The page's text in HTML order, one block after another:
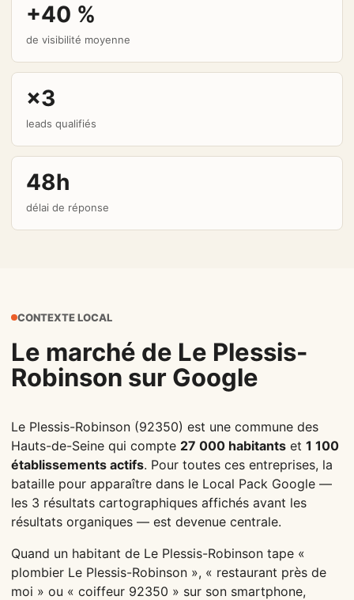
+40 %
de visibilité moyenne
×3
leads qualifiés
48h
délai de réponse
CONTEXTE LOCAL
Le marché de Le Plessis-
Robinson sur Google
Le Plessis-Robinson (92350) est une commune des
Hauts-de-Seine qui compte 27 000 habitants et 1 100
établissements actifs. Pour toutes ces entreprises, la
bataille pour apparaître dans le Local Pack Google —
les 3 résultats cartographiques affichés avant les
résultats organiques — est devenue centrale.
Quand un habitant de Le Plessis-Robinson tape «
plombier Le Plessis-Robinson », « restaurant près de
moi » ou « coiffeur 92350 » sur son smartphone,